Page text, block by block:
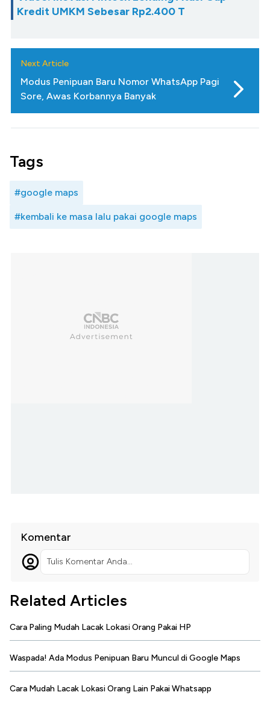
Kredit UMKM Sebesar Rp2.400 T
Next Article
Modus Penipuan Baru Nomor WhatsApp Pagi
Sore, Awas Korbannya Banyak
Tags
#google maps
#kembali ke masa lalu pakai google maps
Komentar
Tulis Komentar Anda...
Related Articles
Cara Paling Mudah Lacak Lokasi Orang Pakai HP
Waspada! Ada Modus Penipuan Baru Muncul di Google Maps
Cara Mudah Lacak Lokasi Orang Lain Pakai Whatsapp